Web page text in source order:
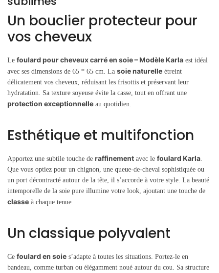
Un bouclier protecteur pour
vos cheveux
Le foulard pour cheveux carré en soie – Modèle Karla est idéal
avec ses dimensions de 65 * 65 cm. La soie naturelle étreint
délicatement vos cheveux, réduisant les frisottis et préservant leur
hydratation. Sa texture soyeuse évite la casse, tout en offrant une
protection exceptionnelle au quotidien.
Esthétique et multifonction
Apportez une subtile touche de raffinement avec le foulard Karla
Que vous optiez pour un chignon, une queue-de-cheval sophistiquée ou
un port décontracté autour de la tête, il s’accorde à votre style. La beauté
intemporelle de la soie pure illumine votre look, ajoutant une touche de
classe à chaque tenue.
Un classique polyvalent
Ce foulard en soie s’adapte à toutes les situations. Portez-le en
bandeau, comme turban ou élégamment noué autour du cou. Sa structure